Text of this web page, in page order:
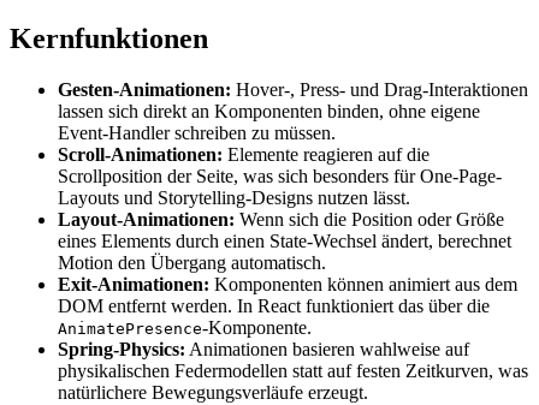
Kernfunktionen
Gesten-Animationen: Hover-, Press- und Drag-Interaktionen
lassen sich direkt an Komponenten binden, ohne eigene
Event-Handler schreiben zu müssen.
Scroll-Animationen: Elemente reagieren auf die
Scrollposition der Seite, was sich besonders für One-Page-
Layouts und Storytelling-Designs nutzen lässt.
Layout-Animationen: Wenn sich die Position oder Größe
eines Elements durch einen State-Wechsel ändert, berechnet
Motion den Übergang automatisch.
Exit-Animationen: Komponenten können animiert aus dem
DOM entfernt werden. In React funktioniert das über die
AnimatePresence-Komponente.
Spring-Physics: Animationen basieren wahlweise auf
physikalischen Federmodellen statt auf festen Zeitkurven, was
natürlichere Bewegungsverläufe erzeugt.